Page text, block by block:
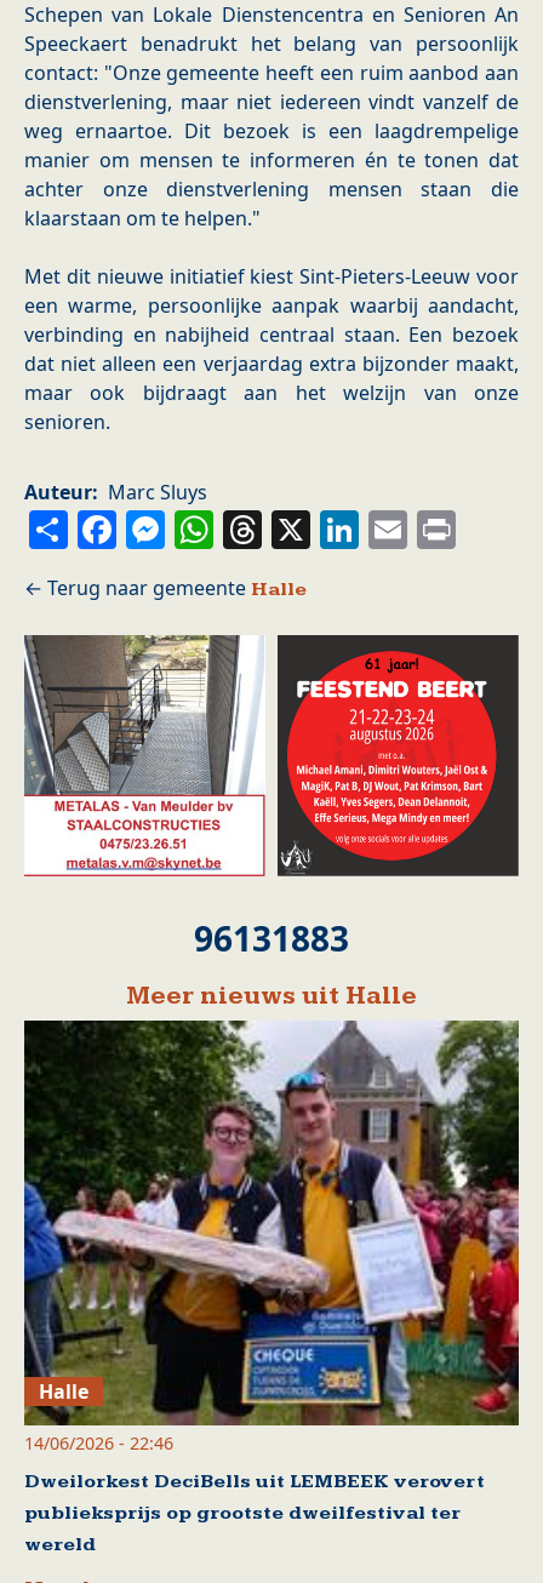
Schepen van Lokale Dienstencentra en Senioren An
Speeckaert benadrukt het belang van persoonlijk
contact: "Onze gemeente heeft een ruim aanbod aan
dienstverlening, maar niet iedereen vindt vanzelf de
weg ernaartoe. Dit bezoek is een laagdrempelige
manier om mensen te informeren én te tonen dat
achter onze dienstverlening mensen staan die
klaarstaan om te helpen."
Met dit nieuwe initiatief kiest Sint-Pieters-Leeuw voor
een warme, persoonlijke aanpak waarbij aandacht,
verbinding en nabijheid centraal staan. Een bezoek
dat niet alleen een verjaardag extra bijzonder maakt,
maar ook bijdraagt aan het welzijn van onze
senioren.
Auteur Marc Sluys
ShareFacebook
Messenger
WhatsApp
Threads
X LinkedIn
Email
Halle
96131883
Meer nieuws uit Halle
Halle
14/06/2026 - 22:46
Dweilorkest DeciBells uit LEMBEEK verovert
publieksprijs op grootste dweilfestival ter
wereld